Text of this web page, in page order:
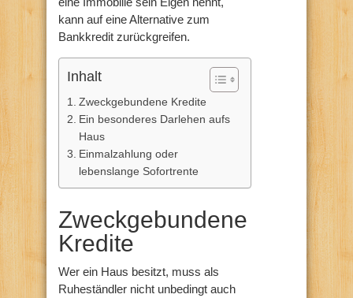
kann auf eine Alternative zum
Bankkredit zurückgreifen.
Inhalt
Zweckgebundene Kredite
Ein besonderes Darlehen aufs
Haus
Einmalzahlung oder
lebenslange Sofortrente
Zweckgebundene
Kredite
Wer ein Haus besitzt, muss als
Ruheständler nicht unbedingt auch